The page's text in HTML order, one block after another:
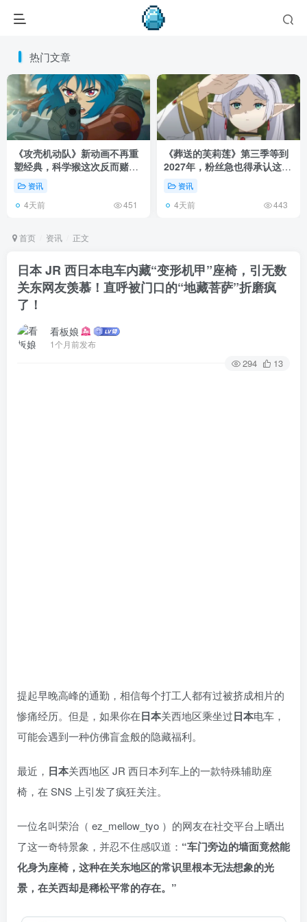
热门文章
《攻壳机动队》新动画不再重
塑经典，科学猴这次反而赌对
了！资讯
4天前 451
《葬送的芙莉莲》第三季等到
2027年，粉丝急也得承认这次
慢得有道理！
资讯
4天前 443
首页 资讯 正文
日本 JR 西日本电车内藏“变形机甲”座椅，引无数
关东网友羡慕！直呼被门口的“地藏菩萨”折磨疯
了！
看板娘
1个月前发布
294 13
提起早晚高峰的通勤，相信每个打工人都有过被挤成相片的
惨痛经历。但是，如果你在日本关西地区乘坐过日本电车，
可能会遇到一种仿佛盲盒般的隐藏福利。
最近， 日本关西地区 JR 西日本列车上的一款特殊辅助座
椅，在 SNS 上引发了疯狂关注。
一位名叫荣治（ ez_mellow_tyo ）的网友在社交平台上晒出
了这一奇特景象，并忍不住感叹道： “车门旁边的墙面竟然能
化身为座椅，这种在关东地区的常识里根本无法想象的光
景，在关西却是稀松平常的存在。”